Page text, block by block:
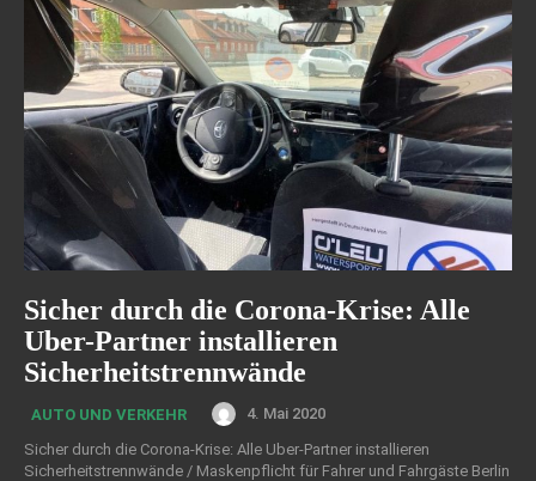
Sicher durch die Corona-Krise: Alle
Uber-Partner installieren
Sicherheitstrennwände
AUTO UND VERKEHR
4. Mai 2020
Sicher durch die Corona-Krise: Alle Uber-Partner installieren
Sicherheitstrennwände / Maskenpflicht für Fahrer und Fahrgäste Berlin